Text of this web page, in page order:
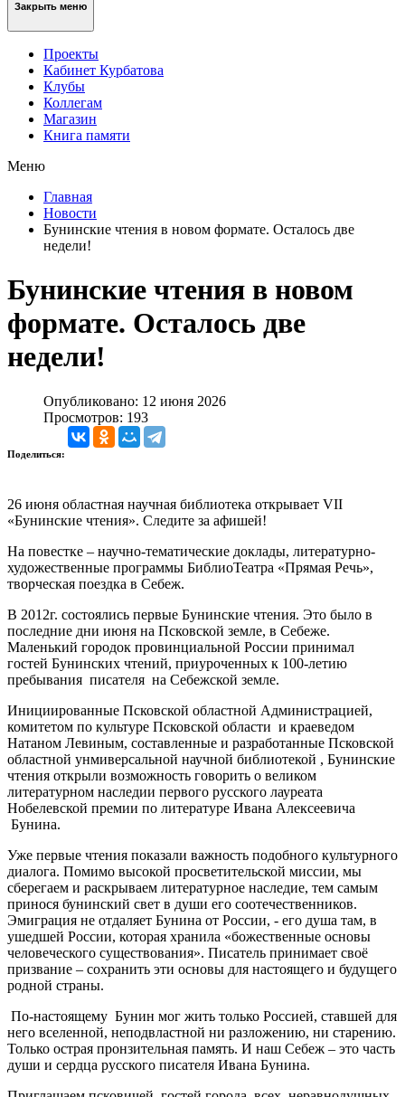
Закрыть меню
Проекты
Кабинет Курбатова
Клубы
Коллегам
Магазин
Книга памяти
Меню
Главная
Новости
Бунинские чтения в новом формате. Осталось две
недели!
Бунинские чтения в новом
формате. Осталось две
недели!
Опубликовано: 12 июня 2026
Просмотров: 193
Поделиться:
26 июня областная научная библиотека открывает VII
«Бунинские чтения». Следите за афишей!
На повестке – научно-тематические доклады, литературно-
художественные программы БиблиоТеатра «Прямая Речь»,
творческая поездка в Себеж.
В 2012г. состоялись первые Бунинские чтения. Это было в
последние дни июня на Псковской земле, в Себеже.
Маленький городок провинциальной России принимал
гостей Бунинских чтений, приуроченных к 100-летию
пребывания писателя на Себежской земле.
Инициированные Псковской областной Администрацией,
комитетом по культуре Псковской области и краеведом
Натаном Левиным, составленные и разработанные Псковской
областной унмиверсальной научной библиотекой , Бунинские
чтения открыли возможность говорить о великом
литературном наследии первого русского лауреата
Нобелевской премии по литературе Ивана Алексеевича
Бунина.
Уже первые чтения показали важность подобного культурного
диалога. Помимо высокой просветительской миссии, мы
сберегаем и раскрываем литературное наследие, тем самым
принося бунинский свет в души его соотечественников.
Эмиграция не отдаляет Бунина от России, - его душа там, в
ушедшей России, которая хранила «божественные основы
человеческого существования». Писатель принимает своё
призвание – сохранить эти основы для настоящего и будущего
родной страны.
По-настоящему Бунин мог жить только Россией, ставшей для
него вселенной, неподвластной ни разложению, ни старению.
Только острая пронзительная память. И наш Себеж – это часть
души и сердца русского писателя Ивана Бунина.